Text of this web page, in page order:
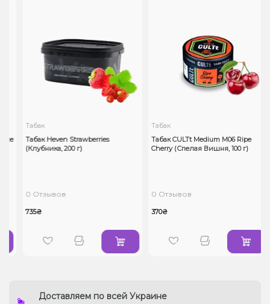
Табак
Табак Heven Strawberries
(Клубника, 200 г)
0 Отзывов
735₴
Табак
Табак CULTt Medium M06 Ripe
Cherry (Спелая Вишня, 100 г)
0 Отзывов
370₴
Доставляем по всей Украине